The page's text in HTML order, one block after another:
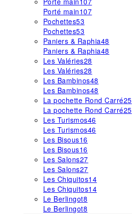
Porté main107
Pochettes53
Pochettes53
Paniers & Raphia48
Paniers & Raphia48
Les Valéries28
Les Valéries28
Les Bambinos48
Les Bambinos48
La pochette Rond Carré25
La pochette Rond Carré25
Les Turismos46
Les Turismos46
Les Bisous16
Les Bisous16
Les Salons27
Les Salons27
Les Chiquitos14
Les Chiquitos14
Le Berlingot8
Le Berlingot8